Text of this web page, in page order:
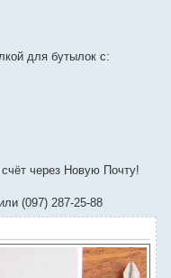
для бутылок с:
через Новую Почту!
(097) 287-25-88